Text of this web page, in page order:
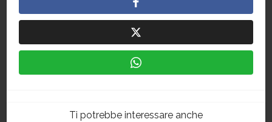
Ti potrebbe interessare anche